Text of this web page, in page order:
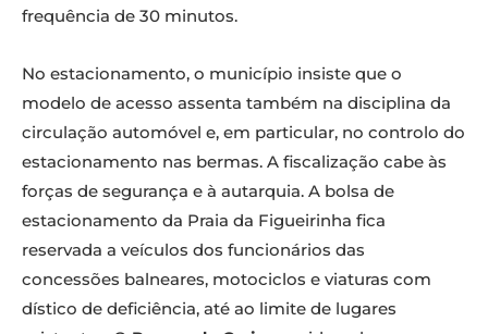
frequência de 30 minutos.
No estacionamento, o município insiste que o
modelo de acesso assenta também na disciplina da
circulação automóvel e, em particular, no controlo do
estacionamento nas bermas. A fiscalização cabe às
forças de segurança e à autarquia. A bolsa de
estacionamento da Praia da Figueirinha fica
reservada a veículos dos funcionários das
concessões balneares, motociclos e viaturas com
dístico de deficiência, até ao limite de lugares